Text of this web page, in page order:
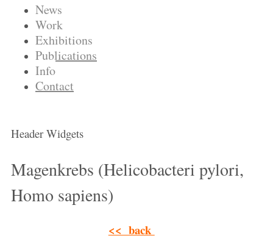
News
Work
Exhibitions
Publications
Info
Contact
Header Widgets
Magenkrebs (Helicobacteri pylori,
Homo sapiens)
<< back